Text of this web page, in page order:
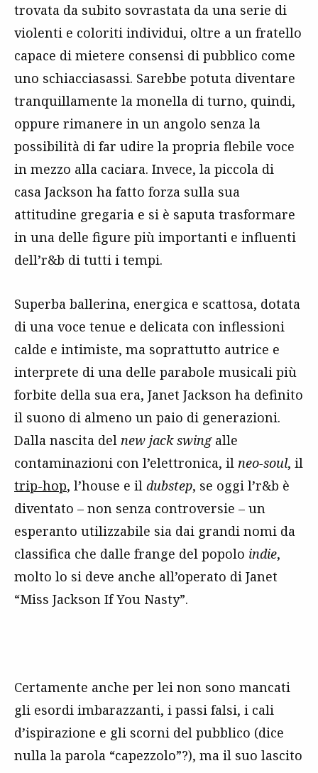
trovata da subito sovrastata da una serie di
violenti e coloriti individui, oltre a un fratello
capace di mietere consensi di pubblico come
uno schiacciasassi. Sarebbe potuta diventare
tranquillamente la monella di turno, quindi,
oppure rimanere in un angolo senza la
possibilità di far udire la propria flebile voce
in mezzo alla caciara. Invece, la piccola di
casa Jackson ha fatto forza sulla sua
attitudine gregaria e si è saputa trasformare
in una delle figure più importanti e influenti
dell’r&b di tutti i tempi.
Superba ballerina, energica e scattosa, dotata
di una voce tenue e delicata con inflessioni
calde e intimiste, ma soprattutto autrice e
interprete di una delle parabole musicali più
forbite della sua era, Janet Jackson ha definito
il suono di almeno un paio di generazioni.
Dalla nascita del new jack swingalle
contaminazioni con l’elettronica, il neo-soul, il
trip-hop, l’house e il dubstep, se oggi l’r&b è
diventato – non senza controversie – un
esperanto utilizzabile sia dai grandi nomi da
classifica che dalle frange del popolo indie,
molto lo si deve anche all’operato di Janet
“Miss Jackson If You Nasty”.
Certamente anche per lei non sono mancati
gli esordi imbarazzanti, i passi falsi, i cali
d’ispirazione e gli scorni del pubblico (dice
nulla la parola “capezzolo”?), ma il suo lascito